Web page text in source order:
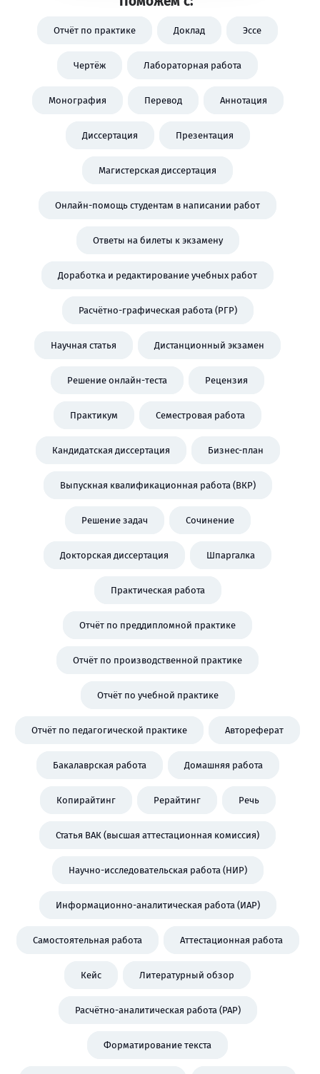
Отчёт по практике Доклад Эссе
Чертёж Лабораторная работа
Монография Перевод Аннотация
Диссертация Презентация
Магистерская диссертация
Онлайн-помощь студентам в написании работ
Ответы на билеты к экзамену
Доработка и редактирование учебных работ
Расчётно-графическая работа (РГР)
Научная статья Дистанционный экзамен
Решение онлайн-теста Рецензия
Практикум Семестровая работа
Кандидатская диссертация Бизнес-план
Выпускная квалификационная работа (ВКР)
Решение задач Сочинение
Докторская диссертация Шпаргалка
Практическая работа
Отчёт по преддипломной практике
Отчёт по производственной практике
Отчёт по учебной практике
Отчёт по педагогической практике Автореферат
Бакалаврская работа Домашняя работа
Копирайтинг Рерайтинг Речь
Статья ВАК (высшая аттестационная комиссия)
Научно-исследовательская работа (НИР)
Информационно-аналитическая работа (ИАР)
Самостоятельная работа Аттестационная работа
Кейс Литературный обзор
Расчётно-аналитическая работа (РАР)
Форматирование текста